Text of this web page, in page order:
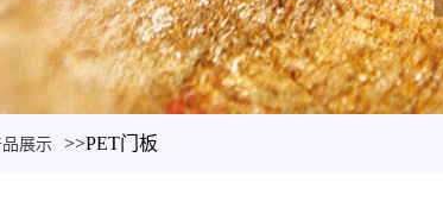
品展示 >>PET门板